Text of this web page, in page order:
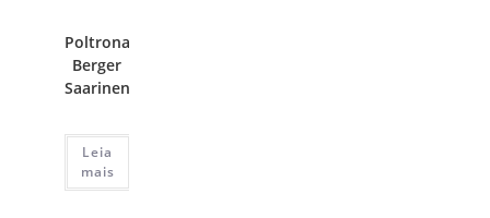
Poltrona
Berger
Saarinen
Leia
mais